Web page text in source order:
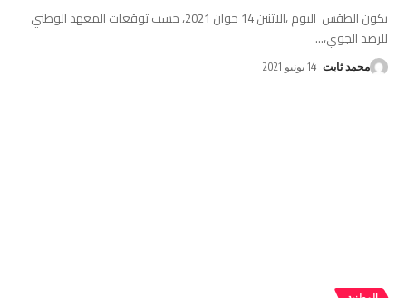
يكون الطقس اليوم ،الاثنين 14 جوان 2021، حسب توقعات المعهد الوطني
للرصد الجوي،…
محمد ثابت 14 يونيو 2021